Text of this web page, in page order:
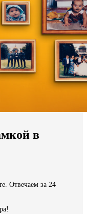
в
Отвечаем за 24